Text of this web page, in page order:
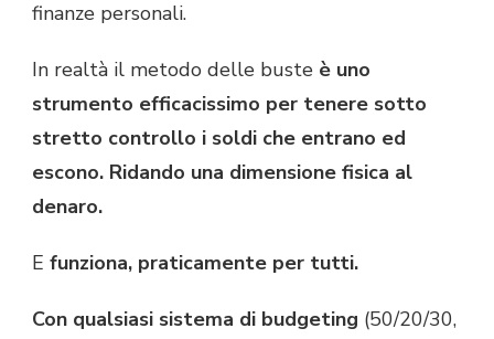
finanze personali.
In realtà il metodo delle buste è uno
strumento efficacissimo per tenere sotto
stretto controllo i soldi che entrano ed
escono. Ridando una dimensione fisica al
denaro.
E funziona, praticamente per tutti.
Con qualsiasi sistema di budgeting (50/20/30,